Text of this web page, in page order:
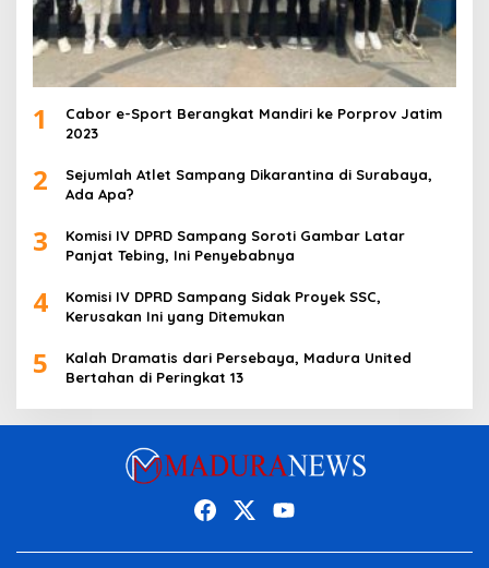
1
Cabor e-Sport Berangkat Mandiri ke Porprov Jatim
2023
2
Sejumlah Atlet Sampang Dikarantina di Surabaya,
Ada Apa?
3
Komisi IV DPRD Sampang Soroti Gambar Latar
Panjat Tebing, Ini Penyebabnya
4
Komisi IV DPRD Sampang Sidak Proyek SSC,
Kerusakan Ini yang Ditemukan
5
Kalah Dramatis dari Persebaya, Madura United
Bertahan di Peringkat 13